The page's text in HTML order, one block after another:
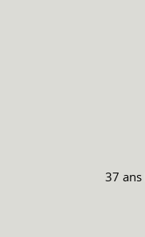
37 ans